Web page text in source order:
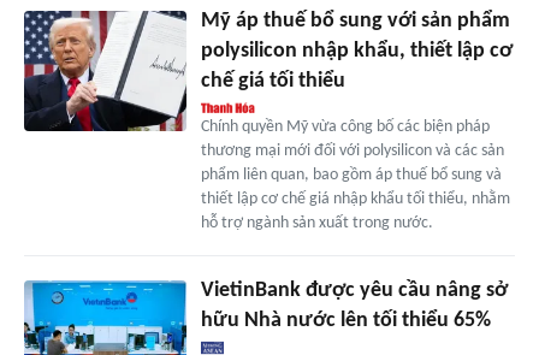
Mỹ áp thuế bổ sung với sản phẩm
polysilicon nhập khẩu, thiết lập cơ
chế giá tối thiểu
Chính quyền Mỹ vừa công bố các biện pháp
thương mại mới đối với polysilicon và các sản
phẩm liên quan, bao gồm áp thuế bổ sung và
thiết lập cơ chế giá nhập khẩu tối thiểu, nhằm
hỗ trợ ngành sản xuất trong nước.
VietinBank được yêu cầu nâng sở
hữu Nhà nước lên tối thiểu 65%